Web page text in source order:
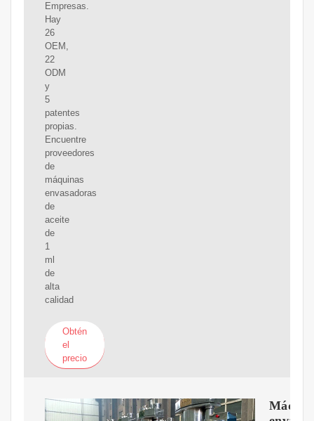
Empresas.
Hay
26
OEM,
22
ODM
y
5
patentes
propias.
Encuentre
proveedores
de
máquinas
envasadoras
de
aceite
de
1
ml
de
alta
calidad
Obtén
el
precio